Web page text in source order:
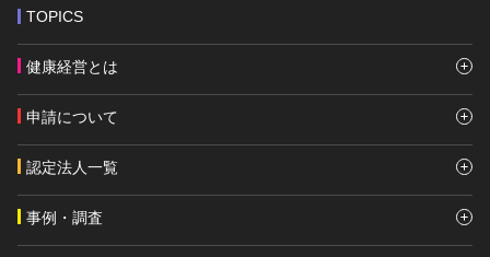
TOPICS
健康経営とは
申請について
認定法人一覧
事例・調査